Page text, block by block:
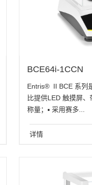
BCE64i-1CCN
Entris® II BCE 系列
比提供LED 触摸屏
称量；▪ 采用赛多...
详情